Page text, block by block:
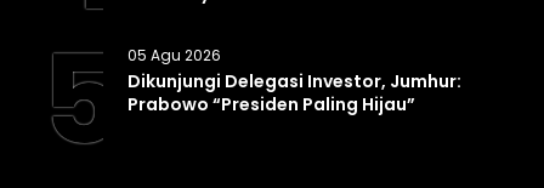
5 05 Agu 2026
Dikunjungi Delegasi Investor, Jumhur:
Prabowo “Presiden Paling Hijau”